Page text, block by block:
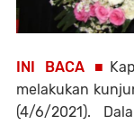
INI BACA ■
melakukan
(4/6/2021).